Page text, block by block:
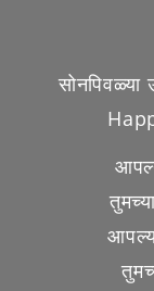
सोनपिवळ्या